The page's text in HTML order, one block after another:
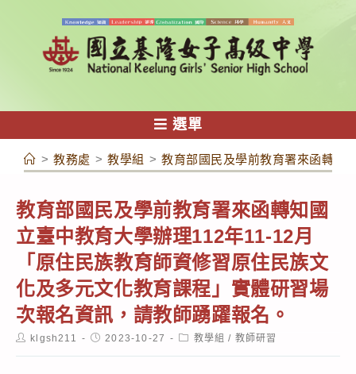
容
選單
> 教務處 > 教學組 > 教育部國民及學前教育署來函轉知
教育部國民及學前教育署來函轉知國
立臺中教育大學辦理112年11-12月
「原住民族教育師資修習原住民族文
化及多元文化教育課程」實體研習場
次報名資訊，請教師踴躍報名。
Postklgsh211
Post2023-10-27
Post教學組 / 教師研習